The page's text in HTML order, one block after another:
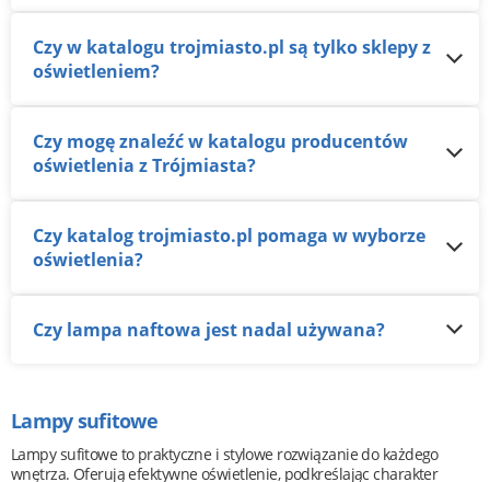
Czy w katalogu trojmiasto.pl są tylko sklepy z
oświetleniem?
Czy mogę znaleźć w katalogu producentów
oświetlenia z Trójmiasta?
Czy katalog trojmiasto.pl pomaga w wyborze
oświetlenia?
Czy lampa naftowa jest nadal używana?
Lampy sufitowe
Lampy sufitowe to praktyczne i stylowe rozwiązanie do każdego
wnętrza. Oferują efektywne oświetlenie, podkreślając charakter